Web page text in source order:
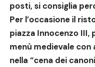
posti, si consiglia
Per l’occasione il
piazza Innocenzo
menù medievale
nella “cena dei